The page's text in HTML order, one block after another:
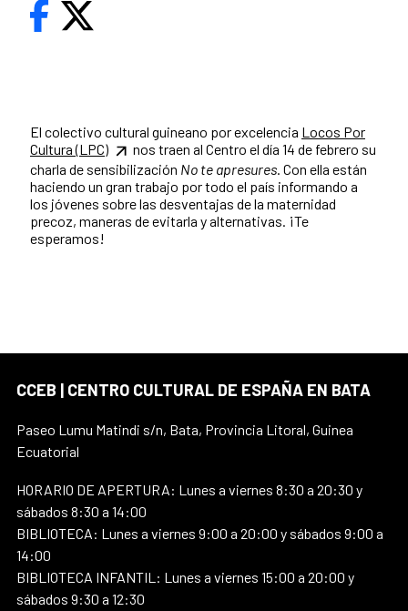
El colectivo cultural guineano por excelencia Locos Por
Cultura (LPC)
nos traen al Centro el día 14 de febrero su
charla de sensibilización No te apresures. Con ella están
haciendo un gran trabajo por todo el país informando a
los jóvenes sobre las desventajas de la maternidad
precoz, maneras de evitarla y alternativas. ¡Te
esperamos!
CCEB | CENTRO CULTURAL DE ESPAÑA EN BATA
Paseo Lumu Matindi s/n, Bata, Provincia Litoral, Guinea
Ecuatorial
HORARIO DE APERTURA: Lunes a viernes 8:30 a 20:30 y
sábados 8:30 a 14:00
BIBLIOTECA: Lunes a viernes 9:00 a 20:00 y sábados 9:00 a
14:00
BIBLIOTECA INFANTIL: Lunes a viernes 15:00 a 20:00 y
sábados 9:30 a 12:30